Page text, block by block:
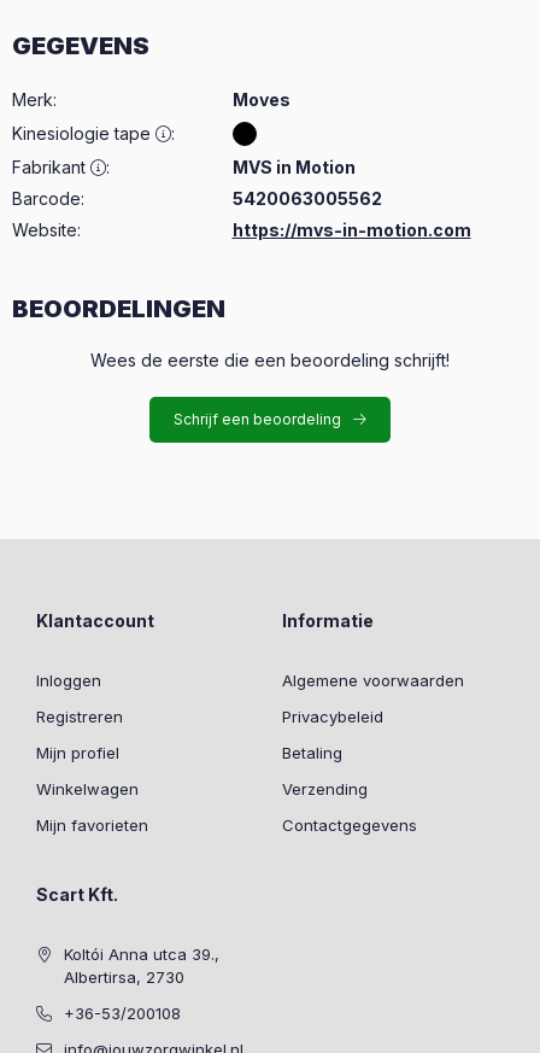
GEGEVENS
Merk:
Moves
Kinesiologie tape
:
Fabrikant
:
MVS in Motion
Barcode:
5420063005562
Website:
https://mvs-in-motion.com
BEOORDELINGEN
Wees de eerste die een beoordeling schrijft!
Schrijf een beoordeling
Klantaccount
Inloggen
Registreren
Mijn profiel
Winkelwagen
Mijn favorieten
Informatie
Algemene voorwaarden
Privacybeleid
Betaling
Verzending
Contactgegevens
Scart Kft.
Koltói Anna utca 39.,
Albertirsa, 2730
+36-53/200108